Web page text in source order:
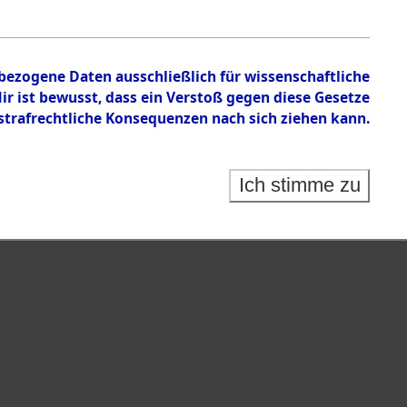
des Verlaufs und der Geschehnisse um
Daten ausschließlich für wissenschaftliche
bewusst, dass ein Verstoß gegen diese Gesetze
Konsequenzen nach sich ziehen kann.
Ich stimme zu